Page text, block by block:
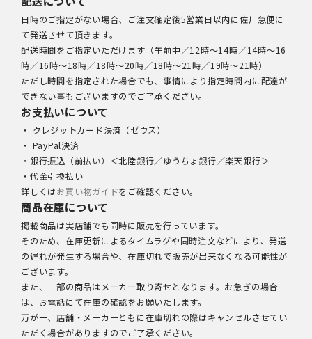
日時のご指定がない場合、ご注文確定後5営業日以内に佐川急便に
て発送させて頂きます。
配送時間をご指定いただけます（午前中／12時～14時／14時～16
時／16時～18時／18時～20時／18時～21時／19時～21時）
ただし時間を指定された場合でも、事情により指定時間内に配達が
できない事もございますのでご了承ください。
お支払いについて
・ クレジットカード決済（ゼウス）
・ PayPal決済
・銀行振込（前払い）＜北陸銀行／ゆうちょ銀行／楽天銀行＞
・代金引換払い
詳しくはお買い物ガイドをご確認ください。
商品在庫について
掲載商品は実店舗でも同時に販売を行っています。
そのため、在庫更新によるタイムラグや同時注文などにより、発送
の遅れが発生する場合や、在庫切れで販売が出来なくなる可能性が
ございます。
また、一部の商品はメーカー取り寄せとなります。お急ぎの場合
は、お電話にて在庫の確認をお願いたします。
万が一、店舗・メーカーともに在庫切れの際はキャンセルさせてい
ただく場合がありますのでご了承ください。